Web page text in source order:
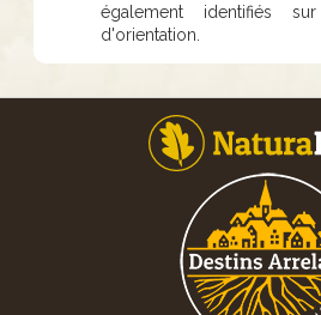
également identifiés
d'orientation.